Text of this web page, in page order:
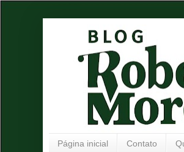
Página inicial Contato